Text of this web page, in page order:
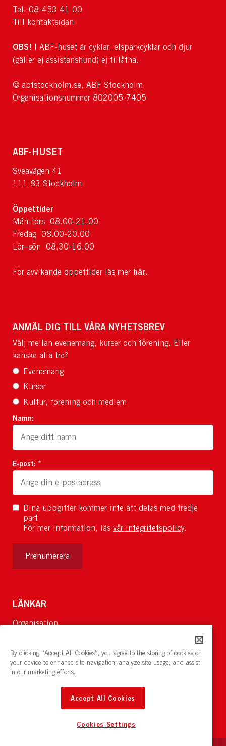
Tel: 08-453 41 00
Till kontaktsidan
OBS! I ABF-huset är cyklar, elsparkcyklar och djur
(gäller ej assistanshund) ej tillåtna.
© abfstockholm.se, ABF Stockholm
Organisationsnummer 802005-7405
ABF-HUSET
Sveavägen 41
111 83 Stockholm
Öppettider
Mån-tors 08.00-21.00
Fredag 08.00-20.00
Lör–sön 08.30-16.00
För avvikande öppettider läs mer här.
ANMÄL DIG TILL VÅRA NYHETSBREV
Välj mellan evenemang, kurser och förening. Eller
kanske alla tre?
Evenemang
Kurser
Kultur, förening och medlem
Namn:
E-post: *
Dina uppgifter kommer inte att delas med tredje
part.
För mer information, läs vår integritetspolicy.
Prenumerera
LÄNKAR
Organisation
Lediga jobb
Nyheter och pressrum
Restaurang och konferens: cirkelnstockholm.se
By clicking “Accept All Cookies”, you agree to the storing of cookies on
your device to enhance site navigation, analyze site usage, and assist
in our marketing efforts.
Accept All Cookies
Cookies Settings